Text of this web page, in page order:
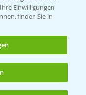
Einwilligungen
finden Sie in